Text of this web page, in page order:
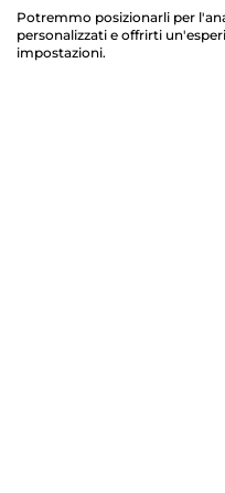
Potremmo posizionarli per
personalizzati e offrirti
impostazioni.